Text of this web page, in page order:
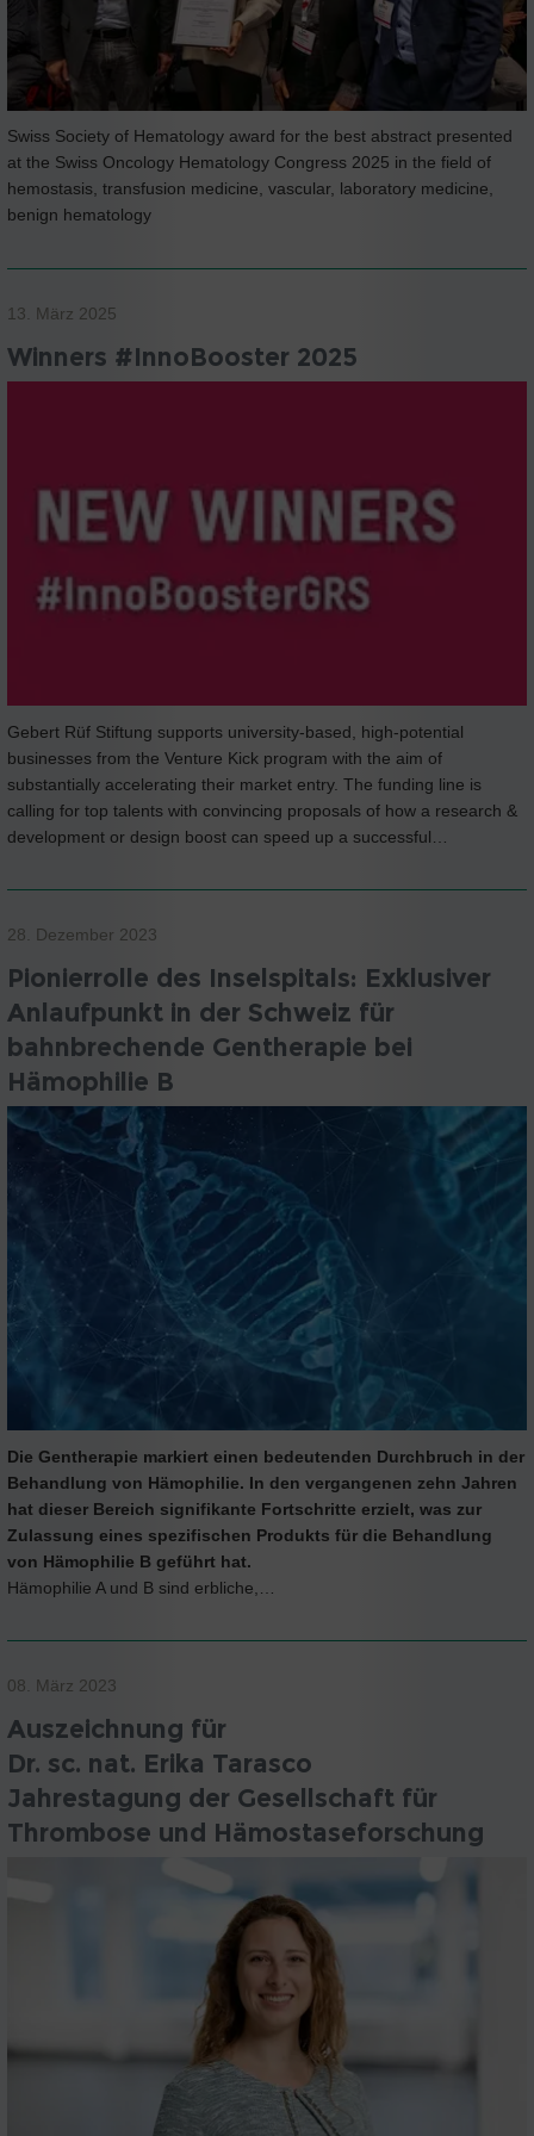
Swiss Society of Hematology award for the best abstract presented
at the Swiss Oncology Hematology Congress 2025 in the field of
hemostasis, transfusion medicine, vascular, laboratory medicine,
benign hematology
13. März 2025
Winners #InnoBooster 2025
Gebert Rüf Stiftung supports university-based, high-potential
businesses from the Venture Kick program with the aim of
substantially accelerating their market entry. The funding line is
calling for top talents with convincing proposals of how a research &
development or design boost can speed up a successful…
28. Dezember 2023
Pionierrolle des Inselspitals: Exklusiver
Anlaufpunkt in der Schweiz für
bahnbrechende Gentherapie bei
Hämophilie B
Die Gentherapie markiert einen bedeutenden Durchbruch in der
Behandlung von Hämophilie. In den vergangenen zehn Jahren
hat dieser Bereich signifikante Fortschritte erzielt, was zur
Zulassung eines spezifischen Produkts für die Behandlung
von Hämophilie B geführt hat.
Hämophilie A und B sind erbliche,…
08. März 2023
Auszeichnung für
Dr. sc. nat. Erika Tarasco
Jahrestagung der Gesellschaft für
Thrombose und Hämostaseforschung